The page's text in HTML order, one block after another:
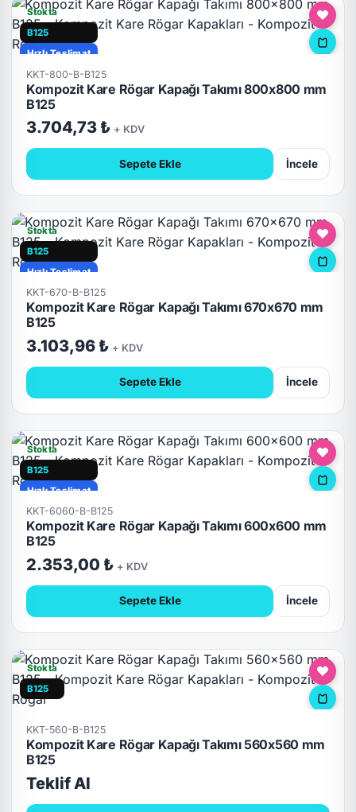
Stokta
B125
Hızlı Teslimat
KKT-800-B-B125
Kompozit Kare Rögar Kapağı Takımı 800x800 mm
B125
3.704,73 ₺ + KDV
Sepete Ekle İncele
Stokta
B125
Hızlı Teslimat
KKT-670-B-B125
Kompozit Kare Rögar Kapağı Takımı 670x670 mm
B125
3.103,96 ₺ + KDV
Sepete Ekle İncele
Stokta
B125
Hızlı Teslimat
KKT-6060-B-B125
Kompozit Kare Rögar Kapağı Takımı 600x600 mm
B125
2.353,00 ₺ + KDV
Sepete Ekle İncele
Stokta
B125
KKT-560-B-B125
Kompozit Kare Rögar Kapağı Takımı 560x560 mm
B125
Teklif Al